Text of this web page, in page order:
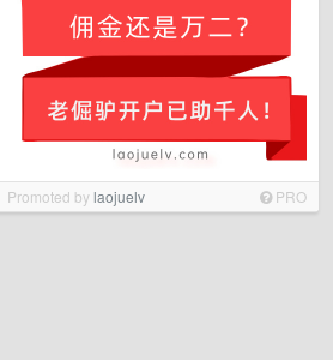
Promoted bylaojuelv PRO